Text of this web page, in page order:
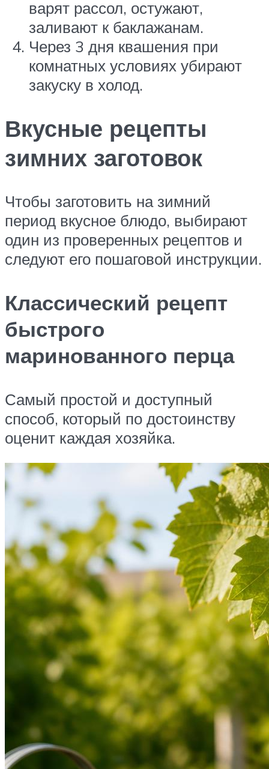
варят рассол, остужают,
заливают к баклажанам.
Через 3 дня квашения при
комнатных условиях убирают
закуску в холод.
Вкусные рецепты
зимних заготовок
Чтобы заготовить на зимний
период вкусное блюдо, выбирают
один из проверенных рецептов и
следуют его пошаговой инструкции.
Классический рецепт
быстрого
маринованного перца
Самый простой и доступный
способ, который по достоинству
оценит каждая хозяйка.